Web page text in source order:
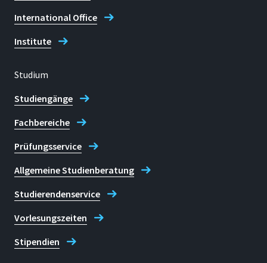
Fax
+49 2241 865 8172
Vincenzo Cusumano
International Office
Institute
Studium
Studiengänge
Fachbereiche
Prüfungsservice
Allgemeine Studienberatung
Studierendenservice
Vorlesungszeiten
Stipendien